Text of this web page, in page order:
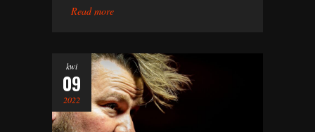
Read more
kwi
09
2022